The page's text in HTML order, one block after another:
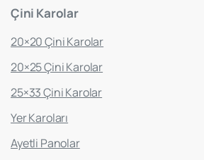
Çini Karolar
20×20 Çini Karolar
20×25 Çini Karolar
25×33 Çini Karolar
Yer Karoları
Ayetli Panolar